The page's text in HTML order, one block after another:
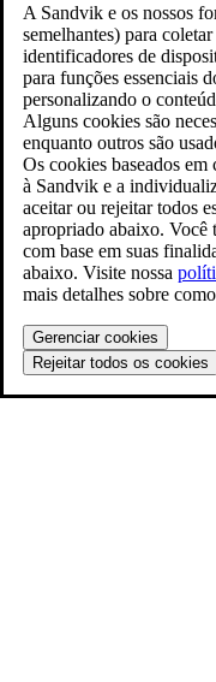
A Sandvik e os nossos
semelhantes) para
identificadores de
para funções essenciais
personalizando o
Alguns cookies são
enquanto outros são
Os cookies baseados
à Sandvik e a
aceitar ou rejeitar todos
apropriado abaixo. Você
com base em suas
abaixo. Visite nossa
mais detalhes sobre
Gerenciar cookies
Rejeitar todos os cookies